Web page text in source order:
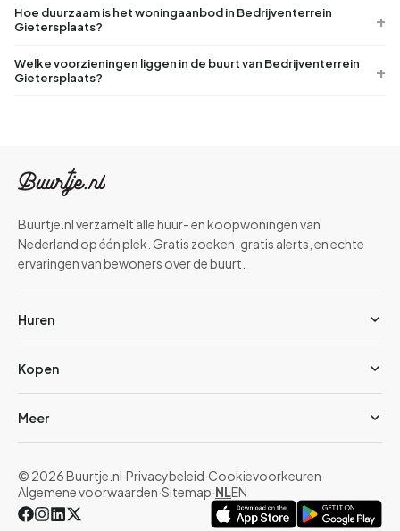
Hoe duurzaam is het woningaanbod in Bedrijventerrein
Gietersplaats?
Welke voorzieningen liggen in de buurt van Bedrijventerrein
Gietersplaats?
Buurtje.nl verzamelt alle huur- en koopwoningen van
Nederland op één plek. Gratis zoeken, gratis alerts, en echte
ervaringen van bewoners over de buurt.
Huren
Kopen
Meer
© 2026 Buurtje.nl·Privacybeleid·Cookievoorkeuren·
Algemene voorwaarden·Sitemap·NLEN